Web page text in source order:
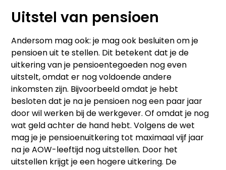
Uitstel van pensioen
Andersom mag ook: je mag ook besluiten om je
pensioen uit te stellen. Dit betekent dat je de
uitkering van je pensioentegoeden nog even
uitstelt, omdat er nog voldoende andere
inkomsten zijn. Bijvoorbeeld omdat je hebt
besloten dat je na je pensioen nog een paar jaar
door wil werken bij de werkgever. Of omdat je nog
wat geld achter de hand hebt. Volgens de wet
mag je je pensioenuitkering tot maximaal vijf jaar
na je AOW-leeftijd nog uitstellen. Door het
uitstellen krijgt je een hogere uitkering. De